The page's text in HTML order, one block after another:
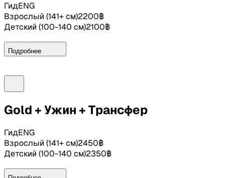
ГидENG
Взрослый (141+ см)2200฿
Детский (100-140 см)2100฿
Подробнее
Включено:
Билеты на шоу категории Standart
Ужин (шведский стол)
Трансфер из всех отелей Као Лак
Gold + Ужин + Трансфер
ГидENG
Взрослый (141+ см)2450฿
Детский (100-140 см)2350฿